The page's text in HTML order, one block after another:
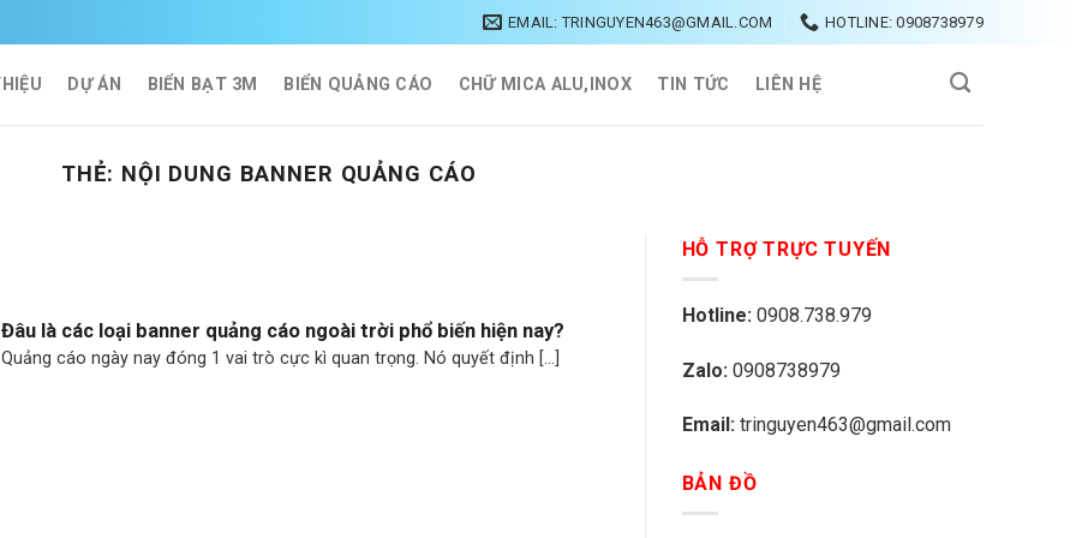
EMAIL: TRINGUYEN463@GMAIL.COM HOTLINE: 0908738979
DỰ ÁN BIỂN BẠT 3M BIỂN QUẢNG CÁO CHỮ MICA ALU,INOX TIN TỨC LIÊN HỆ
THẺ: NỘI DUNG BANNER QUẢNG CÁO
Đâu là các loại banner quảng cáo ngoài trời phổ biến hiện nay?
Quảng cáo ngày nay đóng 1 vai trò cực kì quan trọng. Nó quyết định [...]
HỖ TRỢ TRỰC TUYẾN
Hotline: 0908.738.979
Zalo: 0908738979
Email: tringuyen463@gmail.com
BẢN ĐỒ